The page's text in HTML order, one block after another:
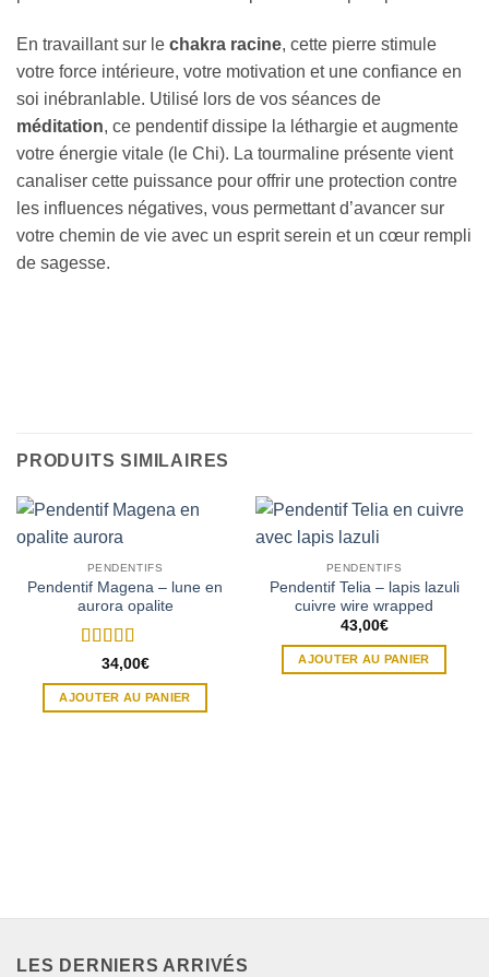
En travaillant sur le chakra racine, cette pierre stimule
votre force intérieure, votre motivation et une confiance en
soi inébranlable. Utilisé lors de vos séances de
méditation, ce pendentif dissipe la léthargie et augmente
votre énergie vitale (le Chi). La tourmaline présente vient
canaliser cette puissance pour offrir une protection contre
les influences négatives, vous permettant d’avancer sur
votre chemin de vie avec un esprit serein et un cœur rempli
de sagesse.
PRODUITS SIMILAIRES
PENDENTIFS
Pendentif Magena – lune en
aurora opalite
Note 5sur 5
34,00€
AJOUTER AU PANIER
PENDENTIFS
Pendentif Telia – lapis lazuli
cuivre wire wrapped
43,00€
AJOUTER AU PANIER
LES DERNIERS ARRIVÉS